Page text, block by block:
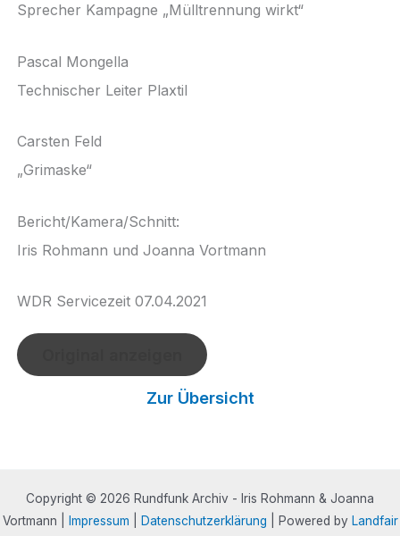
Sprecher Kampagne „Mülltrennung wirkt“
Pascal Mongella
Technischer Leiter Plaxtil
Carsten Feld
„Grimaske“
Bericht/Kamera/Schnitt:
Iris Rohmann und Joanna Vortmann
WDR Servicezeit 07.04.2021
Zur Übersicht
Copyright © 2026 Rundfunk Archiv - Iris Rohmann & Joanna
Vortmann |
Impressum Datenschutzerklärung | Powered by Landfair